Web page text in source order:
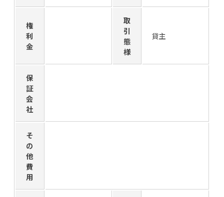
権
利
金
取
引
態
様
貸主
保
証
会
社
そ
の
他
費
用